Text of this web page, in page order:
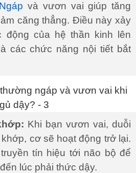
Ngáp và vươn vai giúp tăng
căng thẳng. Điều này xảy
động của hệ thần kinh lên
các chức năng nội tiết bắt
Khi bạn vươn vai, duỗi
cơ sẽ hoạt động trở lại.
tín hiệu tới não bộ để
lúc phải thức dậy.